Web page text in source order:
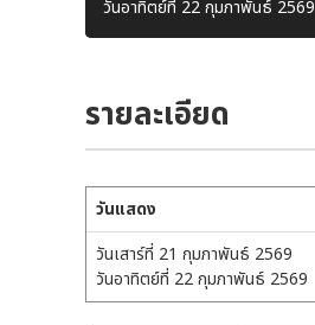
วันอาทิตย์ที่ 22 กุมภาพันธ์ 2569
รายละเอียด
วันแสดง
วันเสาร์ที่ 21 กุมภาพันธ์ 2569
วันอาทิตย์ที่ 22 กุมภาพันธ์ 2569